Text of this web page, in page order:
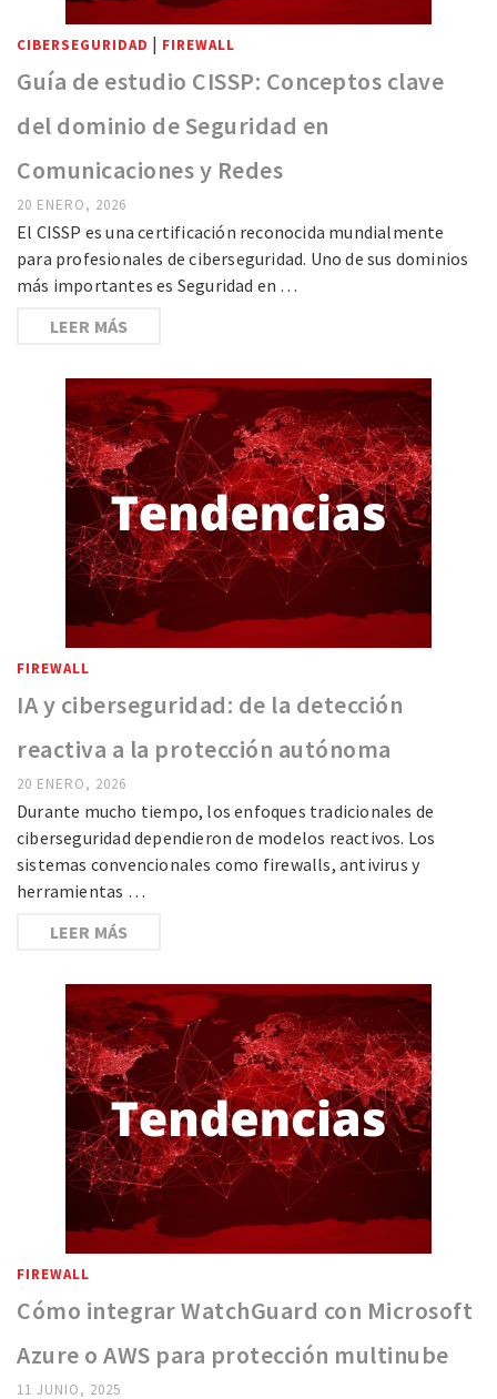
CIBERSEGURIDAD | FIREWALL
Guía de estudio CISSP: Conceptos clave
del dominio de Seguridad en
Comunicaciones y Redes
20 ENERO, 2026
El CISSP es una certificación reconocida mundialmente
para profesionales de ciberseguridad. Uno de sus dominios
más importantes es Seguridad en …
LEER MÁS
FIREWALL
IA y ciberseguridad: de la detección
reactiva a la protección autónoma
20 ENERO, 2026
Durante mucho tiempo, los enfoques tradicionales de
ciberseguridad dependieron de modelos reactivos. Los
sistemas convencionales como firewalls, antivirus y
herramientas …
LEER MÁS
FIREWALL
Cómo integrar WatchGuard con Microsoft
Azure o AWS para protección multinube
11 JUNIO, 2025